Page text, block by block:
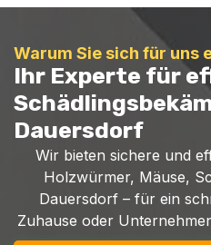
Warum Sie sich für uns
Ihr Experte für
Dauersdorf
Wir bieten sichere und
Holzwürmer, Mäuse,
Dauersdorf – für ein
Zuhause oder